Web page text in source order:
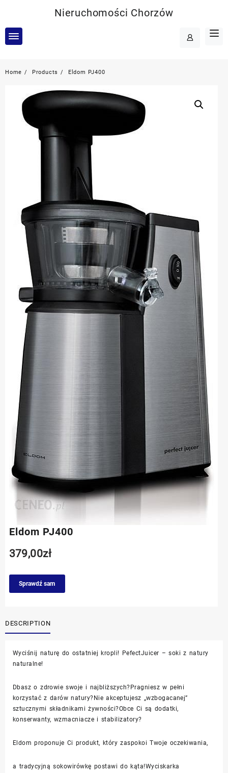
content
Nieruchomości Chorzów
Home Products Eldom PJ400
Eldom PJ400
379,00zł
Sprawdź sam
DESCRIPTION
Wyciśnij naturę do ostatniej kropli! PefectJuicer – soki z natury
naturalne!
Dbasz o zdrowie swoje i najbliższych?Pragniesz w pełni
korzystać z darów natury?Nie akceptujesz „wzbogacanej”
sztucznymi składnikami żywności?Obce Ci są dodatki,
konserwanty, wzmacniacze i stabilizatory?
Eldom proponuje Ci produkt, który zaspokoi Twoje oczekiwania,
a tradycyjną sokowirówkę postawi do kąta!Wyciskarka